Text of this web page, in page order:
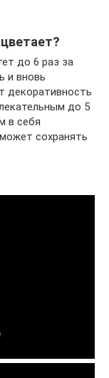
до 6 раз за
и вновь
декоративность
до 5
в себя
сохранять